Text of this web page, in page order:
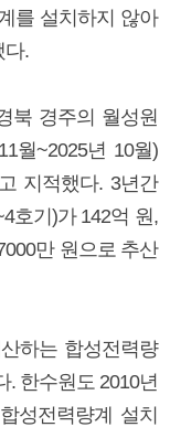
를 설치하지 않아
다.
북 경주의 월성원
월~2025년 10월)
지적했다. 3년간
호기)가 142억 원,
만 원으로 추산
하는 합성전력량
. 한수원도 2010년
성전력량계 설치